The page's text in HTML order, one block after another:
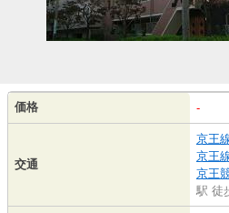
価格 -
交通
京王
京王
京王
駅 徒